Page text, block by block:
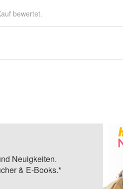
bewertet.
Neuigkeiten.
& E-Books.*